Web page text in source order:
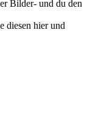
Bilder- und du den
diesen hier und